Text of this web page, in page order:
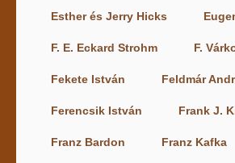
Esther és Jerry Hicks
F. E. Eckard Strohm F.
Fekete István Feldmár
Ferencsik István Frank J.
Franz Bardon Franz Kafka